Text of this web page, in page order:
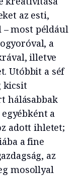
az esti,
– most például
a
illetve
Utóbbit a séf
kicsit
hálásabbak
a
adott ihletet;
a fine
az
mosollyal